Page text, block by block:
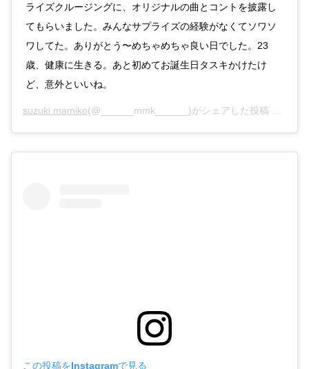
ライズクルージングに、オリジナルの曲とコントを披露し
てもらいました。みんなサプライズの経験がなくてソワソ
ワしてた。ありがとう〜めちゃめちゃ良い日でした。23
歳、健康に生きる。あと初めてお誕生日タスキかけたけ
ど、意外といいね。
suzuki mamiko(@______mmk______)がシェアした投稿 –
この投稿をInstagramで見る